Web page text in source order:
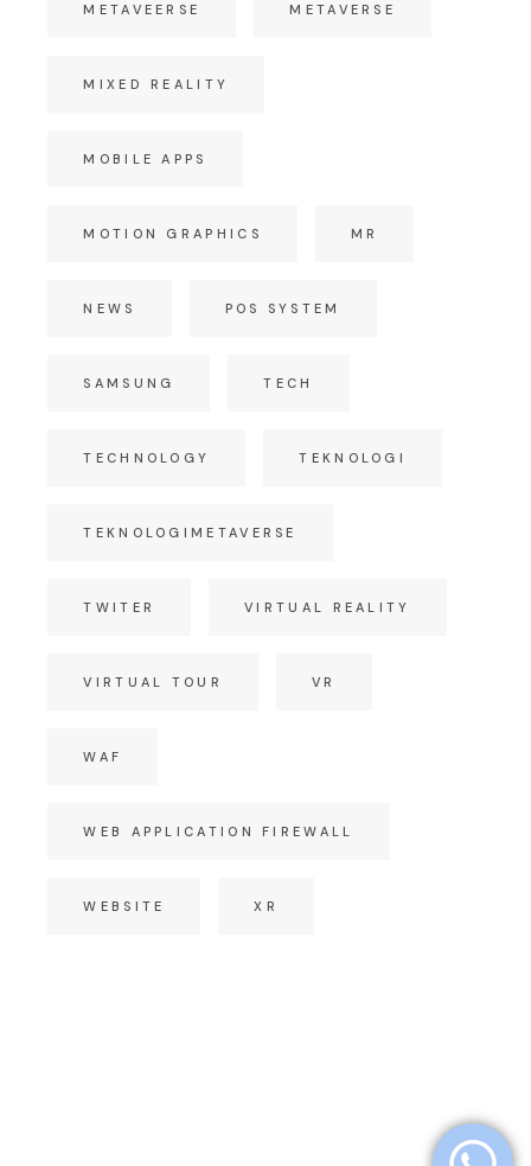
METAVEERSE METAVERSE
MIXED REALITY
MOBILE APPS
MOTION GRAPHICS MR
NEWS POS SYSTEM
SAMSUNG TECH
TECHNOLOGY TEKNOLOGI
TEKNOLOGIMETAVERSE
TWITER VIRTUAL REALITY
VIRTUAL TOUR VR
WAF
WEB APPLICATION FIREWALL
WEBSITE XR